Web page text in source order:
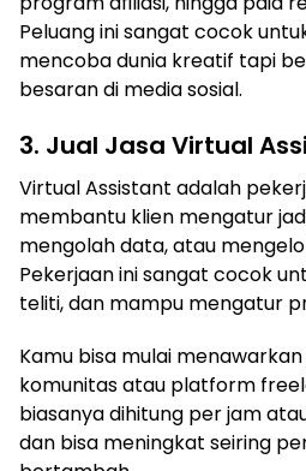
Peluang ini sangat cocok
mencoba dunia kreatif tapi
besaran di media sosial.
3. Jual Jasa Virtual
Virtual Assistant adalah
membantu klien mengatur
mengolah data, atau
Pekerjaan ini sangat cocok
teliti, dan mampu mengatur
Kamu bisa mulai
komunitas atau platform
biasanya dihitung per jam
dan bisa meningkat seiring